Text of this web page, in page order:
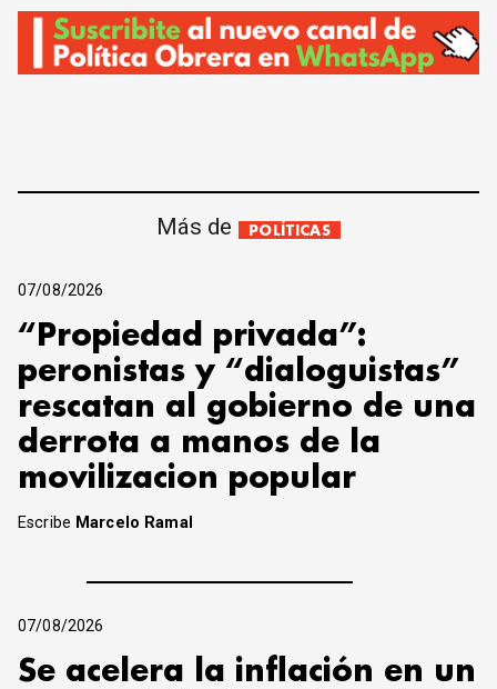
Más de POLÍTICAS
07/08/2026
“Propiedad privada”:
peronistas y “dialoguistas”
rescatan al gobierno de una
derrota a manos de la
movilizacion popular
Escribe Marcelo Ramal
07/08/2026
Se acelera la inflación en un